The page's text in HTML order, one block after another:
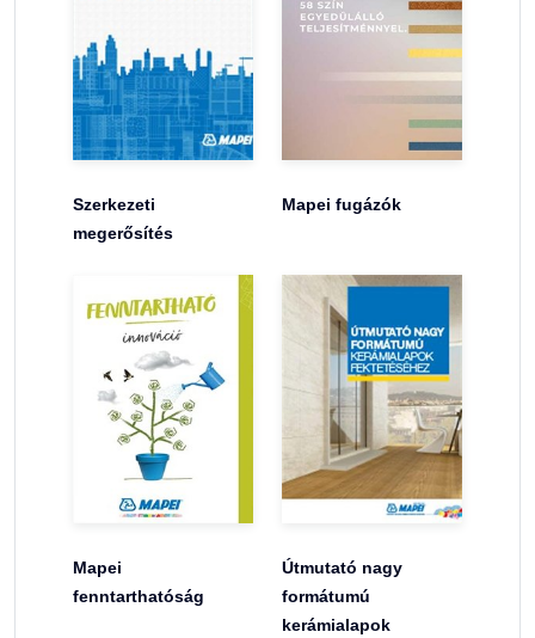
Szerkezeti
megerősítés
Mapei fugázók
Mapei
fenntarthatóság
Útmutató nagy
formátumú
kerámialapok